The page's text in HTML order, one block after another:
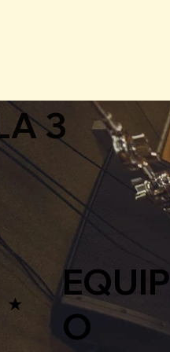
★
EQUIP
O
3